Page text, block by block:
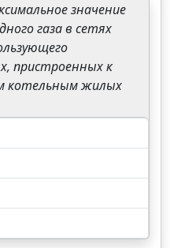
значение
газа в сетях
пристроенных к
котельным жилых